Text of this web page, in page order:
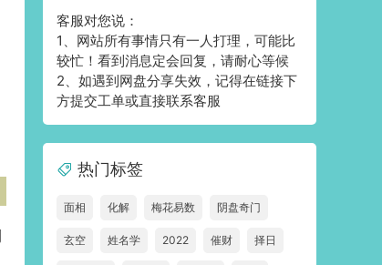
客服对您说：
1、网站所有事情只有一人打理，可能比
较忙！看到消息定会回复，请耐心等候
2、如遇到网盘分享失效，记得在链接下
方提交工单或直接联系客服
热门标签
面相 化解 梅花易数 阴盘奇门
玄空 姓名学 2022 催财 择日